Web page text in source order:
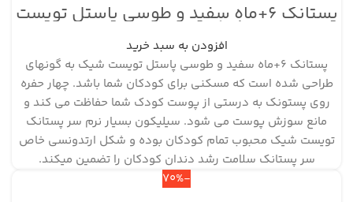
پستانک ۶+ماه سفید و طوسی پاستل تویست
شیک بسته ۲ عددی
افزودن به سبد خرید
پستانک ۶+ماه سفید و طوسی پاستل تویست شیک به گونه‎ای
طراحی شده است که مسکنی برای کودکان شما باشد. چهار حفره
روی پستونک به درستی از پوست کودک شما حفاظت می کند و
مانع سوزش پوست می شود. سیلیکون بسیار نرم سر پستانک
تویست شیک محبوب تمام کودکان بوده و شکل ارتدونسی خاص
سر پستانک سلامت رشد دندان کودکان را تضمین می‎کند.
-70%